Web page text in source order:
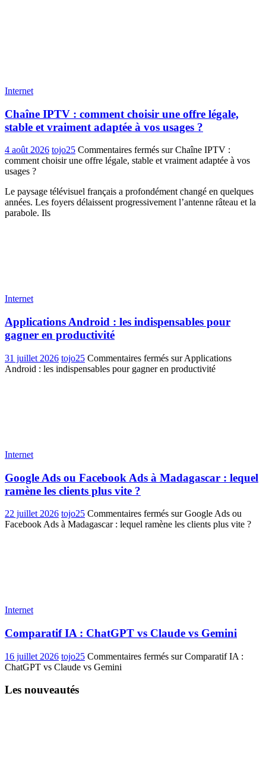
Internet
Chaîne IPTV : comment choisir une offre légale,
stable et vraiment adaptée à vos usages ?
4 août 2026 tojo25 Commentaires fermés sur Chaîne IPTV :
comment choisir une offre légale, stable et vraiment adaptée à vos
usages ?
Le paysage télévisuel français a profondément changé en quelques
années. Les foyers délaissent progressivement l’antenne râteau et la
parabole. Ils
Internet
Applications Android : les indispensables pour
gagner en productivité
31 juillet 2026 tojo25 Commentaires fermés sur Applications
Android : les indispensables pour gagner en productivité
Internet
Google Ads ou Facebook Ads à Madagascar : lequel
ramène les clients plus vite ?
22 juillet 2026 tojo25 Commentaires fermés sur Google Ads ou
Facebook Ads à Madagascar : lequel ramène les clients plus vite ?
Internet
Comparatif IA : ChatGPT vs Claude vs Gemini
16 juillet 2026 tojo25 Commentaires fermés sur Comparatif IA :
ChatGPT vs Claude vs Gemini
Les nouveautés